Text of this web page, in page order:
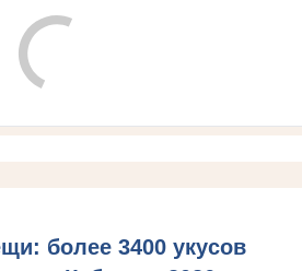
более 3400 укусов